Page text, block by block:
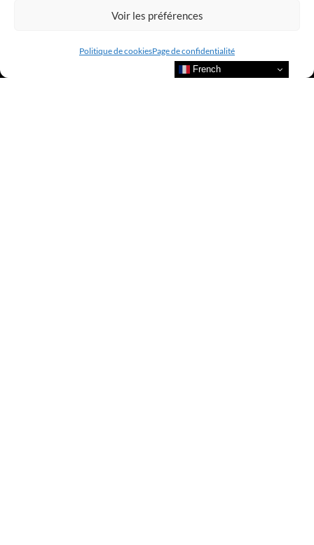
Voir les préférences
Politique de cookiesPage de confidentialité
French